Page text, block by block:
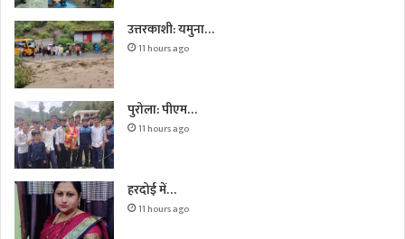
उत्तरकाशी: यमुना…
11 hours ago
पुरोला: पीएम…
11 hours ago
हरदोई में…
11 hours ago